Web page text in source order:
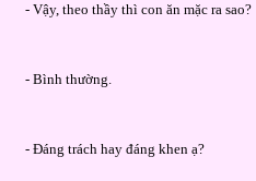
- Vậy, theo thầy thì con ăn mặc ra sao?
- Bình thường.
- Đáng trách hay đáng khen ạ?